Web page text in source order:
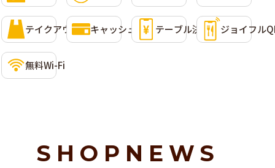
テイクアウト キャッシュレス決済テーブル決済 ジョイフル
無料Wi-Fi
SHOPNEWS